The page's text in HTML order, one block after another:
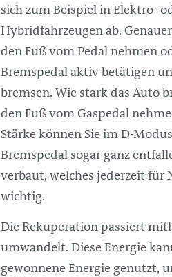
sich zum Beispiel in Elektro-
Hybridfahrzeugen ab.
den Fuß vom Pedal nehmen
Bremspedal aktiv betätigen
bremsen. Wie stark das Auto
den Fuß vom Gaspedal
Stärke können Sie im D-
Bremspedal sogar ganz
verbaut, welches jederzeit für
wichtig.
Die Rekuperation passiert
umwandelt. Diese Energie
gewonnene Energie genutzt,